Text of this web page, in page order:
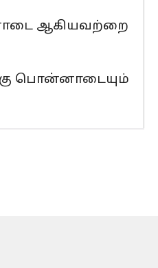
ஆகியவற்றை
பொன்னாடையும்